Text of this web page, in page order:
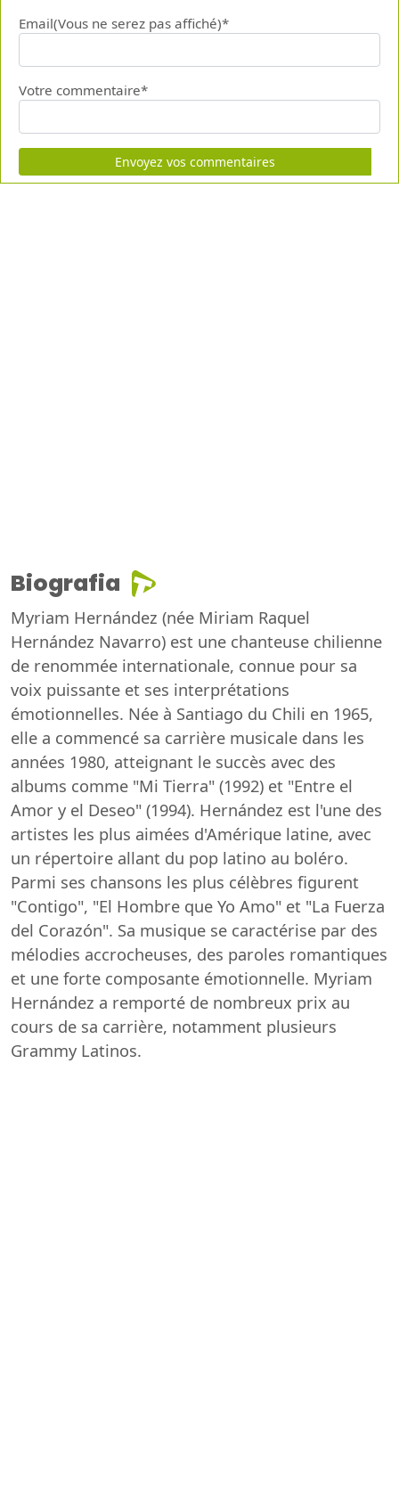
Email(Vous ne serez pas affiché)*
Votre commentaire*
Envoyez vos commentaires
Biografia
Myriam Hernández (née Miriam Raquel
Hernández Navarro) est une chanteuse chilienne
de renommée internationale, connue pour sa
voix puissante et ses interprétations
émotionnelles. Née à Santiago du Chili en 1965,
elle a commencé sa carrière musicale dans les
années 1980, atteignant le succès avec des
albums comme "Mi Tierra" (1992) et "Entre el
Amor y el Deseo" (1994). Hernández est l'une des
artistes les plus aimées d'Amérique latine, avec
un répertoire allant du pop latino au boléro.
Parmi ses chansons les plus célèbres figurent
"Contigo", "El Hombre que Yo Amo" et "La Fuerza
del Corazón". Sa musique se caractérise par des
mélodies accrocheuses, des paroles romantiques
et une forte composante émotionnelle. Myriam
Hernández a remporté de nombreux prix au
cours de sa carrière, notamment plusieurs
Grammy Latinos.